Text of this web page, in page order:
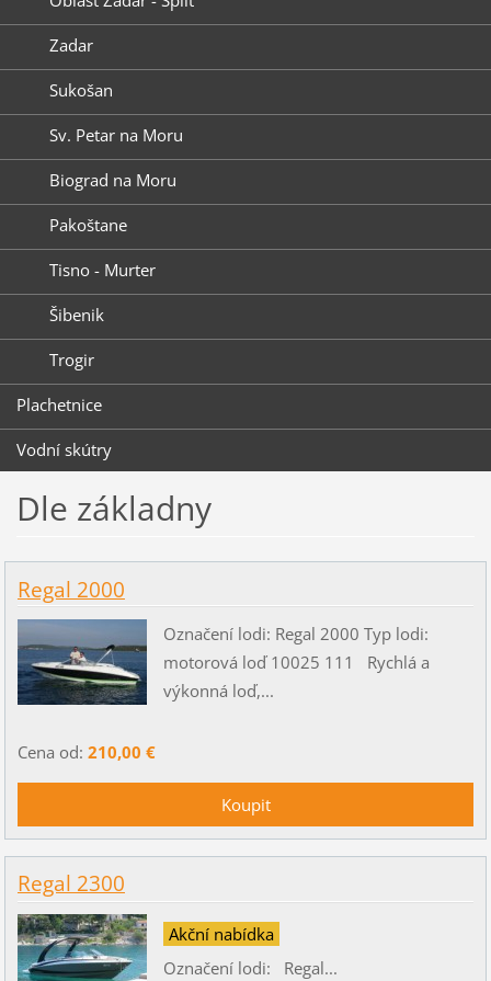
Zadar
Sukošan
Sv. Petar na Moru
Biograd na Moru
Pakoštane
Tisno - Murter
Šibenik
Trogir
Plachetnice
Vodní skútry
Dle základny
Regal 2000
Označení lodi: Regal 2000 Typ lodi:
motorová loď 10025 111 Rychlá a
výkonná loď,...
Cena od: 210,00 €
Regal 2300
Akční nabídka
Označení lodi: Regal...